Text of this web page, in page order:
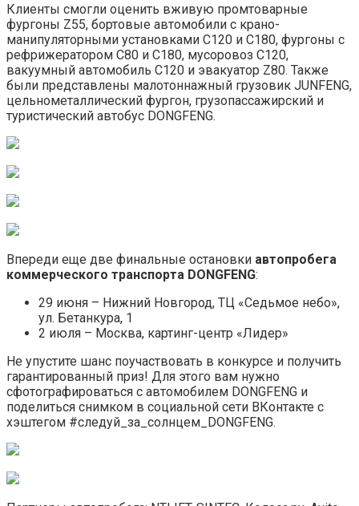
Клиенты смогли оценить вживую промтоварные
фургоны Z55, бортовые автомобили с крано-
манипуляторными установками С120 и С180, фургоны с
рефрижератором С80 и С180, мусоровоз С120,
вакуумный автомобиль С120 и эвакуатор Z80. Также
были представлены малотоннажный грузовик JUNFENG,
цельнометаллический фургон, грузопассажирский и
туристический автобус DONGFENG.
Впереди еще две финальные остановки автопробега
коммерческого транспорта DONGFENG:
29 июня – Нижний Новгород, ТЦ «Седьмое небо»,
ул. Бетанкура, 1
2 июля – Москва, картинг-центр «Лидер»
Не упустите шанс поучаствовать в конкурсе и получить
гарантированный приз! Для этого вам нужно
сфотографироваться с автомобилем DONGFENG и
поделиться снимком в социальной сети ВКонтакте с
хэштегом #следуй_за_солнцем_DONGFENG.